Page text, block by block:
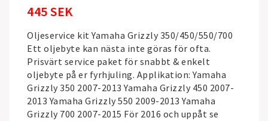
445 SEK
Oljeservice kit Yamaha Grizzly 350/450/550/700
Ett oljebyte kan nästa inte göras för ofta.
Prisvärt service paket för snabbt & enkelt
oljebyte på er fyrhjuling. Applikation: Yamaha
Grizzly 350 2007-2013 Yamaha Grizzly 450 2007-
2013 Yamaha Grizzly 550 2009-2013 Yamaha
Grizzly 700 2007-2015 För 2016 och uppåt se